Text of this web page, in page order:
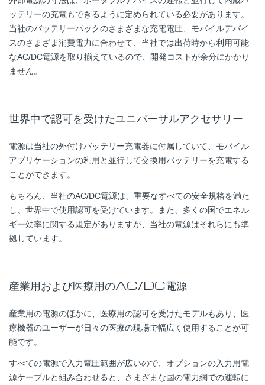
ッテリーの充電もできるように定められている必要があります。
当社のバッテリーパックのさまざまな充電電圧、モバイルデバイ
スのさまざま消費電力に合わせて、当社では出荷時から利用可能
なAC/DC電源を取り揃えているので、開発コストが余分にかかり
ません。
世界中で認可を受けたユニバーサルアクセサリー
電源は当社の外付けバッテリー充電器に付属していて、モバイル
アプリケーションの利用と並行して交換用バッテリーを充電する
ことができます。
もちろん、当社のAC/DC電源は、重要なすべての安全規格を満た
し、世界中で使用認可を受けています。また、多くの国でエネル
ギー効率に関する規定がありますが、当社の電源はそれらにも準
拠しています。
産業用および医療用のAC/DC電源
産業用の電源のほかに、医療用の認可を受けたモデルもあり、医
療機器のユーザーが日々の医療の現場で幅広く使用することが可
能です。
すべての電源で入力電圧範囲が広いので、オプションの入力用電
源ケーブルと組み合わせると、さまざまな国の電力網での運転に